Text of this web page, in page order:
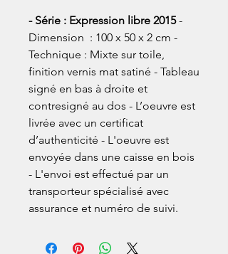
- Série : Expression libre 2015-
Dimension : 100 x 50 x 2 cm -
Technique : Mixte sur toile,
finition vernis mat satiné - Tableau
signé en bas à droite et
contresigné au dos - L’oeuvre est
livrée avec un certificat
d’authenticité - L'oeuvre est
envoyée dans une caisse en bois
- L'envoi est effectué par un
transporteur spécialisé avec
assurance et numéro de suivi.